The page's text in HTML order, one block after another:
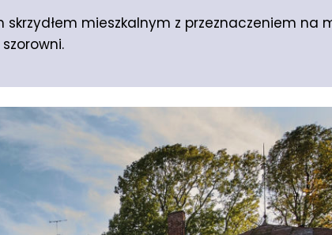
mieszkalnym z przeznaczeniem na